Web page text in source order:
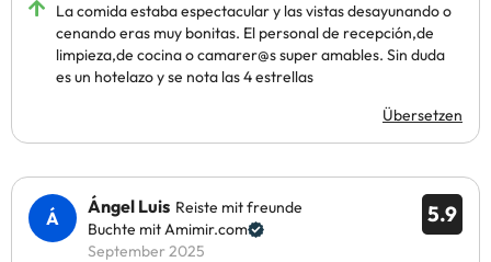
La comida estaba espectacular y las vistas desayunando o
cenando eras muy bonitas. El personal de recepción,de
limpieza,de cocina o camarer@s super amables. Sin duda
es un hotelazo y se nota las 4 estrellas
Übersetzen
5.9
Ángel Luis Reiste mit freunde
Buchte mit Amimir.com
September 2025